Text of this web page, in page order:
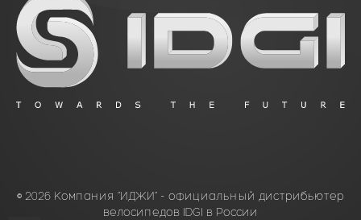
© 2026 Компания “ИДЖИ” - официальный дистрибьютер
велосипедов IDGI в России